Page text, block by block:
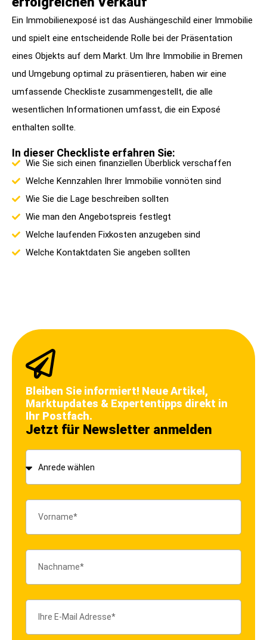
Ein Immobilienexposé ist das Aushängeschild einer Immobilie
und spielt eine entscheidende Rolle bei der Präsentation
eines Objekts auf dem Markt. Um Ihre Immobilie in Bremen
und Umgebung optimal zu präsentieren, haben wir eine
umfassende Checkliste zusammengestellt, die alle
wesentlichen Informationen umfasst, die ein Exposé
enthalten sollte.
In dieser Checkliste erfahren Sie:
Wie Sie sich einen finanziellen Überblick verschaffen
Welche Kennzahlen Ihrer Immobilie vonnöten sind
Wie Sie die Lage beschreiben sollten
Wie man den Angebotspreis festlegt
Welche laufenden Fixkosten anzugeben sind
Welche Kontaktdaten Sie angeben sollten
Bleiben Sie informiert! Neue Artikel,
Marktupdates & Expertentipps direkt in
Ihr Postfach.
Jetzt für Newsletter anmelden